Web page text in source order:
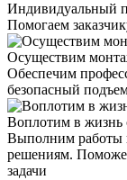
Индивидуальный
Помогаем
Осуществим
Обеспечим
безопасный
Воплотим в жизнь
Выполним работы
решениям.
задачи